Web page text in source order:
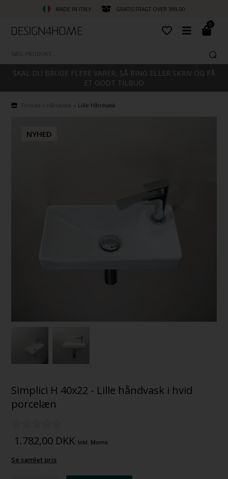
MADE IN ITALY GRATIS FRAGT OVER 399,00
0
SKAL DU BRUGE FLERE VARER, SÅ RING ELLER SKRIV OG FÅ
ET GODT TILBUD
Forside Håndvask Lille Håndvask
NYHED
Simplici H 40x22 - Lille håndvask i hvid
porcelæn
1.782,00 DKK Inkl. Moms
Se samlet pris